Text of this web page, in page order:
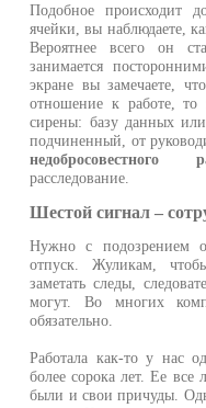
Подобное происходит
ячейки, вы наблюдаете,
Вероятнее всего он
занимается
экране вы замечаете,
отношение к работе,
сирены: базу данных
подчиненный, от
недобросовестного
расследование.
Шестой сигнал –
Нужно с подозрением
отпуск. Жуликам,
заметать следы,
могут. Во многих
обязательно.
Работала как-то у нас
более сорока лет. Ее все
были и свои причуды.